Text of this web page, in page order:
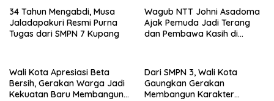
34 Tahun Mengabdi, Musa
Jaladapakuri Resmi Purna
Tugas dari SMPN 7 Kupang
Wagub NTT Johni Asadoma
Ajak Pemuda Jadi Terang
dan Pembawa Kasih di
Wali Kota Apresiasi Beta
Bersih, Gerakan Warga Jadi
Kekuatan Baru Membangun
Dari SMPN 3, Wali Kota
Gaungkan Gerakan
Membangun Karakter